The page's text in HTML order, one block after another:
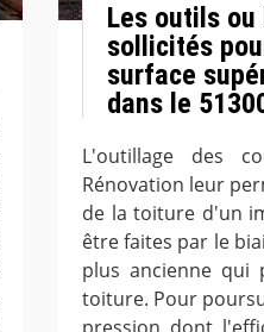
Les outils
sollicités
surface
dans le
L'outillage des
Rénovation leur
de la toiture d'un
être faites par le
plus ancienne qui
toiture. Pour